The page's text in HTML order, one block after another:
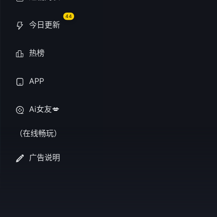
今日更新
44
热榜
APP
Ai女友💋
（在线畅玩）
广告说明